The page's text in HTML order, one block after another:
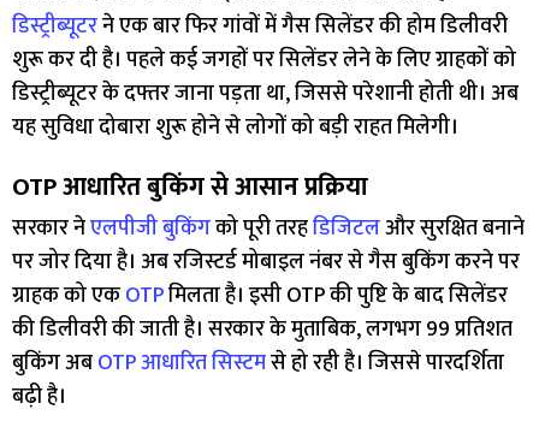
डिस्ट्रीब्यूटरने एक बार फिर गांवों में गैस सिलेंडर की होम डिलीवरी
शुरू कर दी है। पहले कई जगहों पर सिलेंडर लेने के लिए ग्राहकों को
डिस्ट्रीब्यूटर के दफ्तर जाना पड़ता था, जिससे परेशानी होती थी। अब
यह सुविधा दोबारा शुरू होने से लोगों को बड़ी राहत मिलेगी।
OTP आधारित बुकिंग से आसान प्रक्रिया
सरकार नेएलपीजी बुकिंगको पूरी तरहडिजिटलऔर सुरक्षित बनाने
पर जोर दिया है। अब रजिस्टर्ड मोबाइल नंबर से गैस बुकिंग करने पर
ग्राहक को एकOTPमिलता है। इसी OTP की पुष्टि के बाद सिलेंडर
की डिलीवरी की जाती है। सरकार के मुताबिक, लगभग 99 प्रतिशत
बुकिंग अबOTP आधारित सिस्टमसे हो रही है। जिससे पारदर्शिता
बढ़ी है।